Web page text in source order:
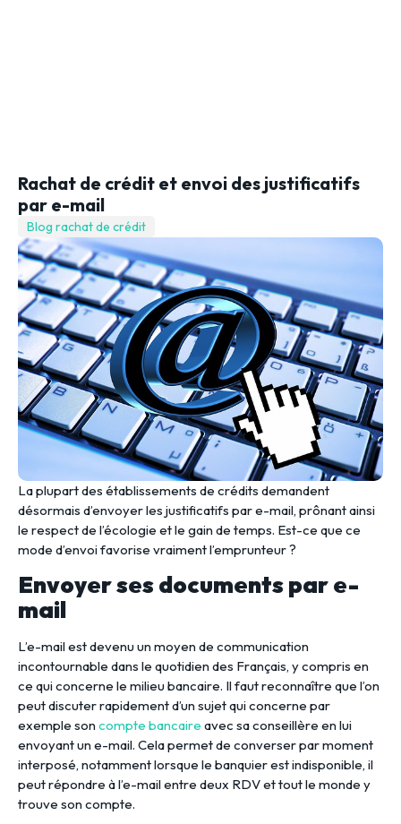
Rachat de crédit et envoi des justificatifs
par e-mail
Blog rachat de crédit
La plupart des établissements de crédits demandent
désormais d’envoyer les justificatifs par e-mail, prônant ainsi
le respect de l’écologie et le gain de temps. Est-ce que ce
mode d’envoi favorise vraiment l’emprunteur ?
Envoyer ses documents par e-
mail
L’e-mail est devenu un moyen de communication
incontournable dans le quotidien des Français, y compris en
ce qui concerne le milieu bancaire. Il faut reconnaître que l’on
peut discuter rapidement d’un sujet qui concerne par
exemple son compte bancaire avec sa conseillère en lui
envoyant un e-mail. Cela permet de converser par moment
interposé, notamment lorsque le banquier est indisponible, il
peut répondre à l’e-mail entre deux RDV et tout le monde y
trouve son compte.